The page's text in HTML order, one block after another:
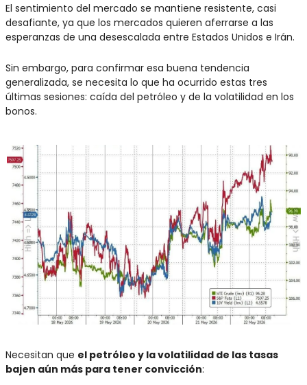
El sentimiento del mercado se mantiene resistente, casi
desafiante, ya que los mercados quieren aferrarse a las
esperanzas de una desescalada entre Estados Unidos e Irán.
Sin embargo, para confirmar esa buena tendencia
generalizada, se necesita lo que ha ocurrido estas tres
últimas sesiones: caída del petróleo y de la volatilidad en los
bonos.
Necesitan que el petróleo y la volatilidad de las tasas
bajen aún más para tener convicción: